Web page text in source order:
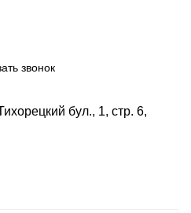
звонок
бул., 1, стр. 6,